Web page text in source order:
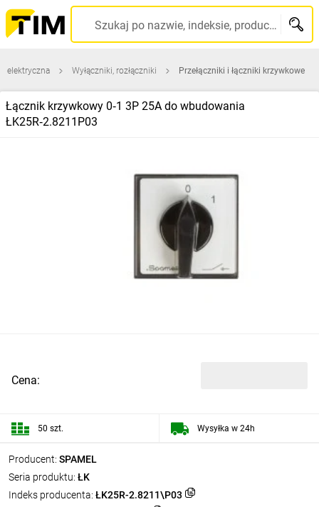
Szukaj po nazwie, indeksie, producencie, kodzie kreskowym...
elektryczna Wyłączniki, rozłączniki Przełączniki i łączniki krzywkowe
Łącznik krzywkowy 0‑1 3P 25A do wbudowania
ŁK25R‑2.8211P03
Producent: SPAMEL
Seria produktu: ŁK
Indeks producenta: ŁK25R-2.8211\P03
Cena:
50 szt. Wysyłka w 24h